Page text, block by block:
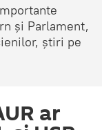
și Parlament,
știri pe
ar